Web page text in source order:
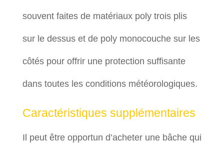
souvent faites de matériaux poly trois plis
sur le dessus et de poly monocouche sur les
côtés pour offrir une protection suffisante
dans toutes les conditions météorologiques.
Caractéristiques supplémentaires
Il peut être opportun d’acheter une bâche qui